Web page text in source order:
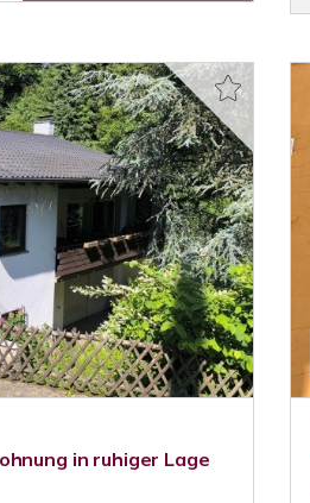
in ruhiger Lage